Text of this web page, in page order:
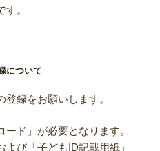
。
について
録をお願いします。
ド」が必要となります。
び「子どもID記載用紙」